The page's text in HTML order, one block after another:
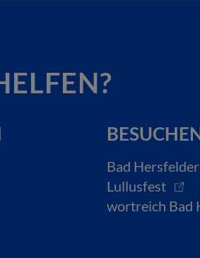
Bad
Lullusfest
wortreich Bad